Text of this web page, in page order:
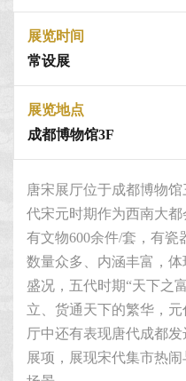
展览时间
常设展
展览地点
成都博物馆3F
唐宋展厅位于成都博物
代宋元时期作为西南大
有文物600余件/套，有瓷
数量众多、内涵丰富，
盛况，五代时期“天下之
立、货通天下的繁华，
厅中还有表现唐代成都
展项，展现宋代集市热